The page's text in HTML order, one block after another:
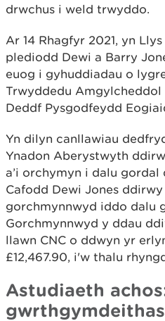
drwchus i weld trwyddo.
Ar 14 Rhagfyr 2021, yn
plediodd Dewi a Barry
euog i gyhuddiadau o
Trwyddedu Amgylcheddol
Deddf Pysgodfeydd
Yn dilyn canllawiau
Ynadon Aberystwyth
a’i orchymyn i dalu gordal
Cafodd Dewi Jones ddirwy
gorchmynnwyd iddo dalu
Gorchmynnwyd y ddau
llawn CNC o ddwyn yr
£12,467.90, i'w thalu
Astudiaeth